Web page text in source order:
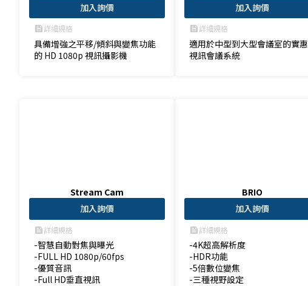
加入詢價
feed詳細規格
具備增強之平移/傾斜與變焦功能
的 HD 1080p 視訊攝影機
加入詢價
feed詳細規格
適用於中型到大型會議室的實惠
視訊會議系統
Stream Cam
加入詢價
feed詳細規格
-智慧自動對焦與曝光
-FULL HD 1080p/60fps
-優質音訊
-Full HD垂直視訊
BRIO
加入詢價
feed詳細規格
-4K超高解析度
-HDR功能
-5倍數位變焦
-三種視野設定